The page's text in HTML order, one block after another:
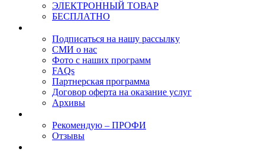
ЭЛЕКТРОННЫЙ ТОВАР
БЕСПЛАТНО
Подписаться на нашу рассылку
СМИ о нас
Фото с наших программ
FAQs
Партнерская программа
Договор оферта на оказание услуг
Архивы
Рекомендую – ПРОФИ
Отзывы